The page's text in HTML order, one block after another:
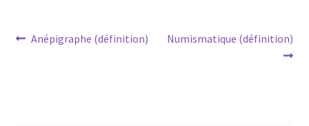
Anépigraphe (définition) Numismatique (définition)